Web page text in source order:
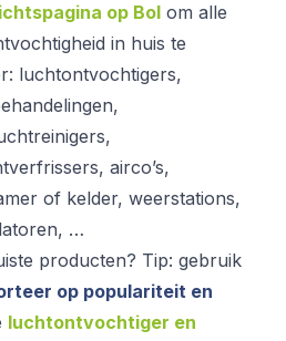
op Bol om alle
in huis te
luchtontvochtigers,
airco’s,
of kelder, weerstations,
…
producten? Tip: gebruik
op populariteit en
luchtontvochtiger en